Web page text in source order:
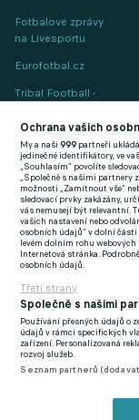
Fotbalové zprávy
na Livesportu
Eurofotbal.cz
Tribal Football -
(EN)
FlashFutbal (SK)
Tenisportal.cz
Tenisové zprávy
na Livesportu
Podmínky užití
Zásady ochrany
Ochrana vašich
My a naši999 partneři
jedinečné identifikátory, ve
„Souhlasím“ povolíte
„Společně s našimi partnery
možnosti „Zamítnout vše“
sledovací prvky zakázány,
vás nemusejí být relevantní.
vašich nastavení nebo
osobních údajů“ v dolní
levém dolním rohu webových
Internetová stránka.
osobních údajů.
Třetí strany
Společně s našimi
Používání přesných údajů o
údajů v rámci specifických
zařízení. Personalizovaná
rozvoj služeb.
Seznam partnerů